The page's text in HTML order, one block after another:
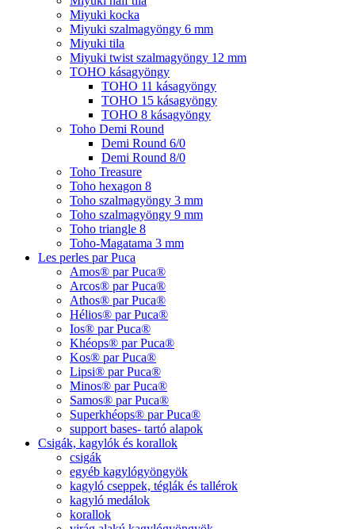
Miyuki kocka
Miyuki szalmagyöngy 6 mm
Miyuki tila
Miyuki twist szalmagyöngy 12 mm
TOHO kásagyöngy
TOHO 11 kásagyöngy
TOHO 15 kásagyöngy
TOHO 8 kásagyöngy
Toho Demi Round
Demi Round 6/0
Demi Round 8/0
Toho Treasure
Toho hexagon 8
Toho szalmagyöngy 3 mm
Toho szalmagyöngy 9 mm
Toho triangle 8
Toho-Magatama 3 mm
Les perles par Puca
Amos® par Puca®
Arcos® par Puca®
Athos® par Puca®
Hélios® par Puca®
Ios® par Puca®
Khéops® par Puca®
Kos® par Puca®
Lipsi® par Puca®
Minos® par Puca®
Samos® par Puca®
Superkhéops® par Puca®
support bases- tartó alapok
Csigák, kagylók és korallok
csigák
egyéb kagylógyöngyök
kagyló cseppek, téglák és tallérok
kagyló medálok
korallok